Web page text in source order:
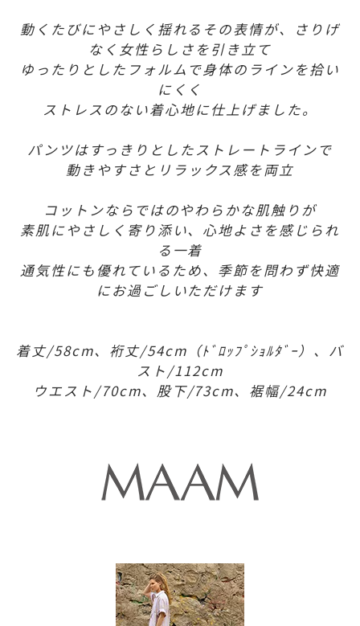
動くたびにやさしく揺れるその表情が、さりげ
なく女性らしさを引き立て
ゆったりとしたフォルムで身体のラインを拾い
にくく
ストレスのない着心地に仕上げました。
パンツはすっきりとしたストレートラインで
動きやすさとリラックス感を両立
コットンならではのやわらかな肌触りが
素肌にやさしく寄り添い、心地よさを感じられ
る一着
通気性にも優れているため、季節を問わず快適
にお過ごしいただけます
着丈/58cm、裄丈/54cm（ﾄﾞﾛｯﾌﾟｼｮﾙﾀﾞｰ）、バ
スト/112cm
ウエスト/70cm、股下/73cm、裾幅/24cm